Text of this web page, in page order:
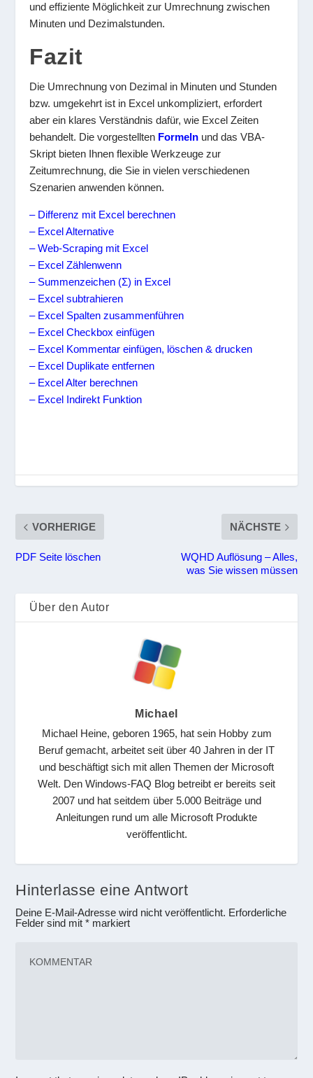
und effiziente Möglichkeit zur Umrechnung zwischen
Minuten und Dezimalstunden.
Fazit
Die Umrechnung von Dezimal in Minuten und Stunden
bzw. umgekehrt ist in Excel unkompliziert, erfordert
aber ein klares Verständnis dafür, wie Excel Zeiten
behandelt. Die vorgestellten Formeln und das VBA-
Skript bieten Ihnen flexible Werkzeuge zur
Zeitumrechnung, die Sie in vielen verschiedenen
Szenarien anwenden können.
– Differenz mit Excel berechnen
– Excel Alternative
– Web-Scraping mit Excel
– Excel Zählenwenn
– Summenzeichen (Σ) in Excel
– Excel subtrahieren
– Excel Spalten zusammenführen
– Excel Checkbox einfügen
– Excel Kommentar einfügen, löschen & drucken
– Excel Duplikate entfernen
– Excel Alter berechnen
– Excel Indirekt Funktion
VORHERIGE
PDF Seite löschen
NÄCHSTE
WQHD Auflösung – Alles,
was Sie wissen müssen
Über den Autor
Michael
Michael Heine, geboren 1965, hat sein Hobby zum
Beruf gemacht, arbeitet seit über 40 Jahren in der IT
und beschäftigt sich mit allen Themen der Microsoft
Welt. Den Windows-FAQ Blog betreibt er bereits seit
2007 und hat seitdem über 5.000 Beiträge und
Anleitungen rund um alle Microsoft Produkte
veröffentlicht.
Hinterlasse eine Antwort
Deine E-Mail-Adresse wird nicht veröffentlicht. Erforderliche
Felder sind mit* markiert